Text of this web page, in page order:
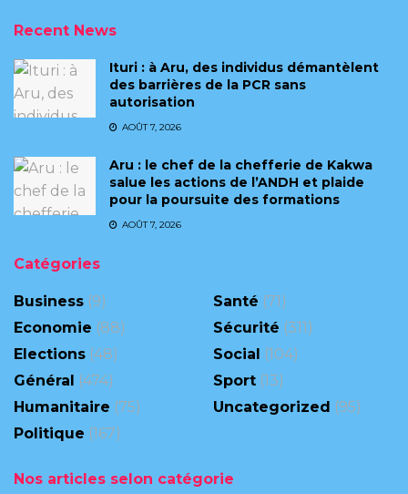
Recent News
Ituri : à Aru, des individus démantèlent
des barrières de la PCR sans
autorisation
AOÛT 7, 2026
Aru : le chef de la chefferie de Kakwa
salue les actions de l’ANDH et plaide
pour la poursuite des formations
AOÛT 7, 2026
Catégories
Business (9)
Economie (88)
Elections (48)
Général (474)
Humanitaire (75)
Politique (167)
Santé (71)
Sécurité (311)
Social (104)
Sport (13)
Uncategorized (95)
Nos articles selon catégorie